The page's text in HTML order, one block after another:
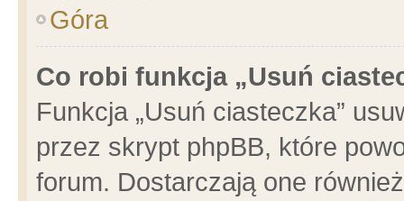
Góra
Co robi funkcja „Usuń
Funkcja „Usuń ciasteczka”
przez skrypt phpBB, które
forum. Dostarczają one